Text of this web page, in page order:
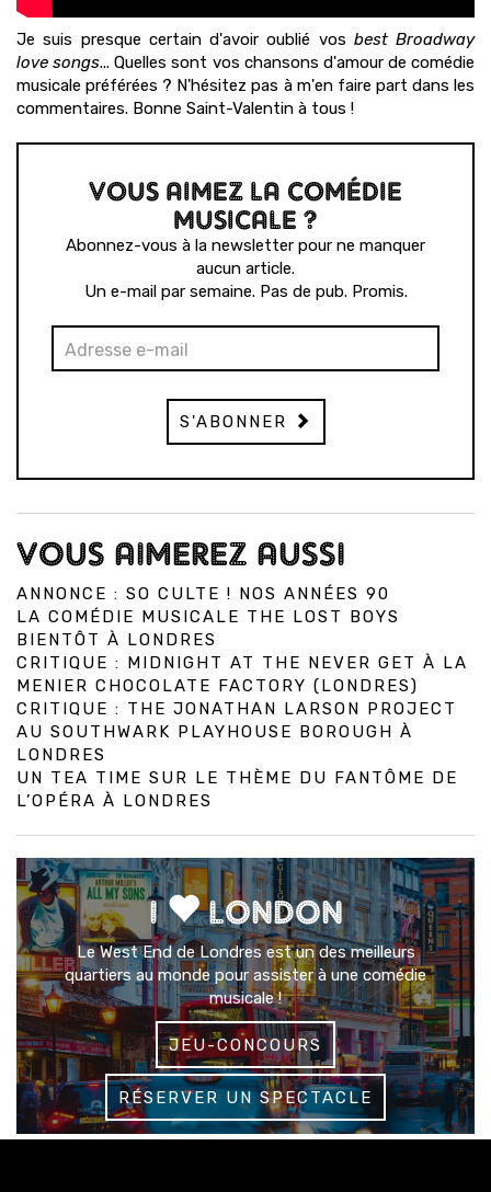
Je suis presque certain d'avoir oublié vos best Broadway
love songs... Quelles sont vos chansons d'amour de comédie
musicale préférées ? N'hésitez pas à m'en faire part dans les
commentaires. Bonne Saint-Valentin à tous !
VOUS AIMEZ LA COMÉDIE
MUSICALE ?
Abonnez-vous à la newsletter pour ne manquer
aucun article.
Un e-mail par semaine. Pas de pub. Promis.
S'ABONNER
VOUS AIMEREZ AUSSI
ANNONCE : SO CULTE ! NOS ANNÉES 90
LA COMÉDIE MUSICALE THE LOST BOYS
BIENTÔT À LONDRES
CRITIQUE : MIDNIGHT AT THE NEVER GET À LA
MENIER CHOCOLATE FACTORY (LONDRES)
CRITIQUE : THE JONATHAN LARSON PROJECT
AU SOUTHWARK PLAYHOUSE BOROUGH À
LONDRES
UN TEA TIME SUR LE THÈME DU FANTÔME DE
L’OPÉRA À LONDRES
I LONDON
Le West End de Londres est un des meilleurs
quartiers au monde pour assister à une comédie
musicale !
JEU-CONCOURS
RÉSERVER UN SPECTACLE